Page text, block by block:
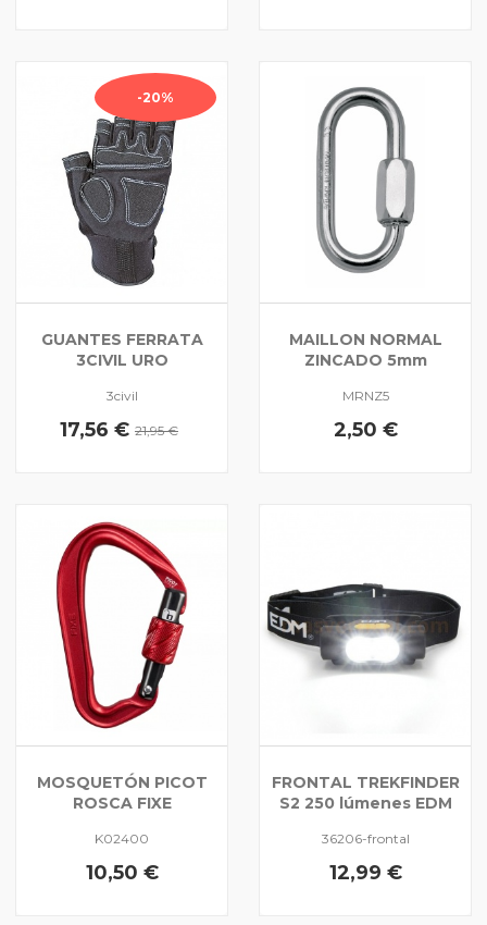
-20%
GUANTES FERRATA
3CIVIL URO
3civil
17,56 € 21,95 €
MAILLON NORMAL
ZINCADO 5mm
MRNZ5
2,50 €
MOSQUETÓN PICOT
ROSCA FIXE
K02400
10,50 €
FRONTAL TREKFINDER
S2 250 lúmenes EDM
36206-frontal
12,99 €